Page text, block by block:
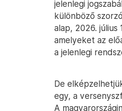
jelenlegi
különböző
alap, 2026.
amelyeket az
a jelenlegi
De
egy, a
A